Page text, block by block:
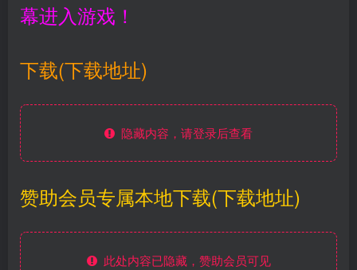
幕进入游戏！
下载(下载地址)
隐藏内容，请登录后查看
赞助会员专属本地下载(下载地址)
此处内容已隐藏，赞助会员可见